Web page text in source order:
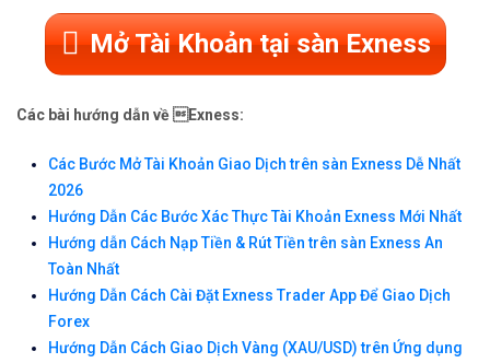
Mở Tài Khoản tại sàn Exness
Các bài hướng dẫn về Exness:
Các Bước Mở Tài Khoản Giao Dịch trên sàn Exness Dễ Nhất
2026
Hướng Dẫn Các Bước Xác Thực Tài Khoản Exness Mới Nhất
Hướng dẫn Cách Nạp Tiền & Rút Tiền trên sàn Exness An
Toàn Nhất
Hướng Dẫn Cách Cài Đặt Exness Trader App Để Giao Dịch
Forex
Hướng Dẫn Cách Giao Dịch Vàng (XAU/USD) trên Ứng dụng